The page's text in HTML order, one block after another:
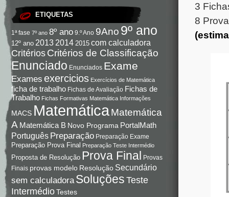
ETIQUETAS
1ª fase 7º ano 8º ano 9.º Ano 9Ano 9º ano
12º ano 2013 2014 2015 com calculadora
Critérios Critérios de Classificação
Enunciado Enunciados Exame
Exames exercicios Exercícios de Matemática
ficha de trabalho Fichas de Avaliação Fichas de
Trabalho Fichas Formativas Matemática Informações
MACS Matemática Matemática
A Matemática B Novo Programa PortalMath
Português Preparação Preparação Exame
Preparação Prova Final Preparação Teste Intermédio
Proposta de Resolução Prova Final Provas
Finais provas modelo Resolução Secundário
sem calculadora Soluções Teste
IntermédioTestes
3
8